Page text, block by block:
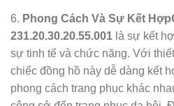
6. Phong Cách Và Sự Kết Hợp
231.20.30.20.55.001 là sự kết
sự tinh tế và chức năng. Với
chiếc đồng hồ này dễ dàng kết
phong cách trang phục khác